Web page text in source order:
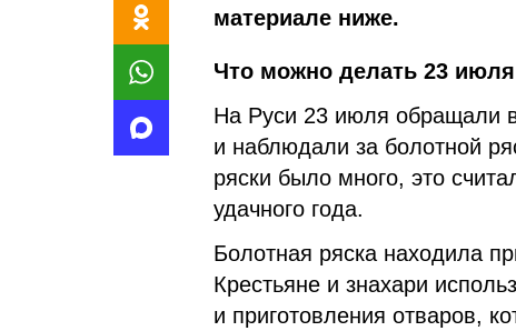
материале ниже.
Что можно делать 23 июля
На Руси 23 июля обращали
и наблюдали за болотной
ряски было много, это
удачного года.
Болотная ряска находила
Крестьяне и знахари
и приготовления отваров,